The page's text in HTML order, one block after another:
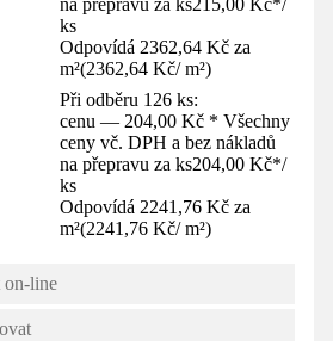
na přepravu za ks215,00 Kč*/
ks
Odpovídá 2362,64 Kč za
m²(2362,64 Kč/ m²)
Při odběru 126 ks:
cenu — 204,00 Kč * Všechny
ceny vč. DPH a bez nákladů
na přepravu za ks204,00 Kč*/
ks
Odpovídá 2241,76 Kč za
m²(2241,76 Kč/ m²)
on-line